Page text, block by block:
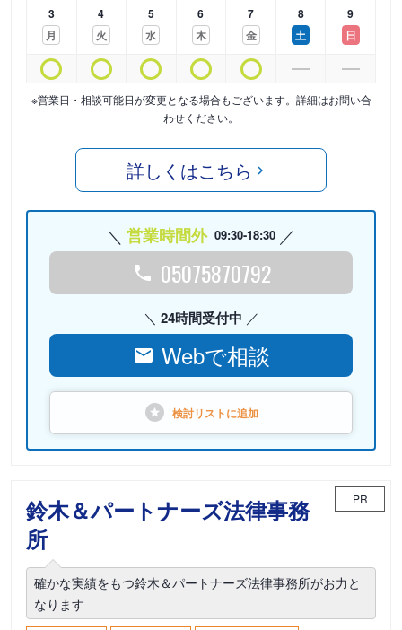
3
月
4
火
5
水
6
木
7
金
8
土
9
日
※営業日・相談可能日が変更となる場合もございます。詳細はお問い合
わせください。
詳しくはこちら
営業時間外 09:30-18:30
05075870792
24時間受付中
Webで相談
検討リストに追加
鈴木＆パートナーズ法律事務
所
PR
確かな実績をもつ鈴木＆パートナーズ法律事務所がお力と
なります